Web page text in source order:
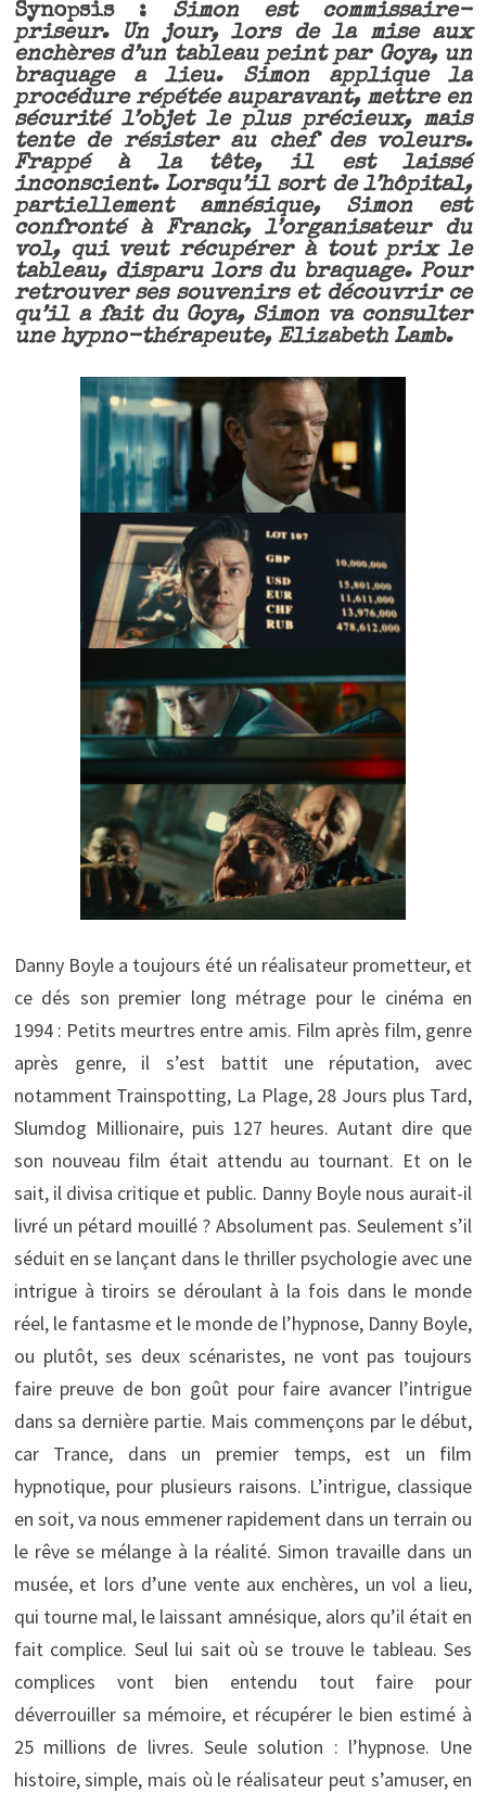
Synopsis : Simon est commissaire-
priseur. Un jour, lors de la mise aux
enchères d’un tableau peint par Goya, un
braquage a lieu. Simon applique la
procédure répétée auparavant, mettre en
sécurité l’objet le plus précieux, mais
tente de résister au chef des voleurs.
Frappé à la tête, il est laissé
inconscient. Lorsqu’il sort de l’hôpital,
partiellement amnésique, Simon est
confronté à Franck, l’organisateur du
vol, qui veut récupérer à tout prix le
tableau, disparu lors du braquage. Pour
retrouver ses souvenirs et découvrir ce
qu’il a fait du Goya, Simon va consulter
une hypno-thérapeute, Elizabeth Lamb.
Danny Boyle a toujours été un réalisateur prometteur, et
ce dés son premier long métrage pour le cinéma en
1994 : Petits meurtres entre amis. Film après film, genre
après genre, il s’est battit une réputation, avec
notamment Trainspotting, La Plage, 28 Jours plus Tard,
Slumdog Millionaire, puis 127 heures. Autant dire que
son nouveau film était attendu au tournant. Et on le
sait, il divisa critique et public. Danny Boyle nous aurait-il
livré un pétard mouillé ? Absolument pas. Seulement s’il
séduit en se lançant dans le thriller psychologie avec une
intrigue à tiroirs se déroulant à la fois dans le monde
réel, le fantasme et le monde de l’hypnose, Danny Boyle,
ou plutôt, ses deux scénaristes, ne vont pas toujours
faire preuve de bon goût pour faire avancer l’intrigue
dans sa dernière partie. Mais commençons par le début,
car Trance, dans un premier temps, est un film
hypnotique, pour plusieurs raisons. L’intrigue, classique
en soit, va nous emmener rapidement dans un terrain ou
le rêve se mélange à la réalité. Simon travaille dans un
musée, et lors d’une vente aux enchères, un vol a lieu,
qui tourne mal, le laissant amnésique, alors qu’il était en
fait complice. Seul lui sait où se trouve le tableau. Ses
complices vont bien entendu tout faire pour
déverrouiller sa mémoire, et récupérer le bien estimé à
25 millions de livres. Seule solution : l’hypnose. Une
histoire, simple, mais où le réalisateur peut s’amuser, en